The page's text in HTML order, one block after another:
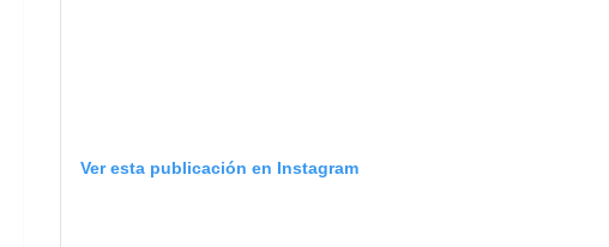
Ver esta publicación en Instagram